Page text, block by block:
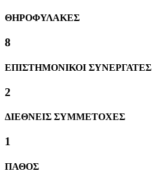
ΘΗΡΟΦΥΛΑΚΕΣ
8
ΕΠΙΣΤΗΜΟΝΙΚΟΙ ΣΥΝΕΡΓΑΤΕΣ
2
ΔΙΕΘΝΕΙΣ ΣΥΜΜΕΤΟΧΕΣ
1
ΠΑΘΟΣ